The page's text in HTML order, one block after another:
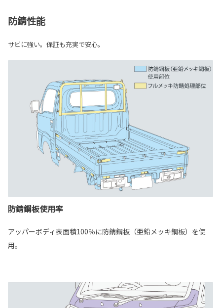
防錆性能
サビに強い。保証も充実で安心。
防錆鋼板使用率
アッパーボディ表面積100％に防錆鋼板（亜鉛メッキ鋼板）を使
用。